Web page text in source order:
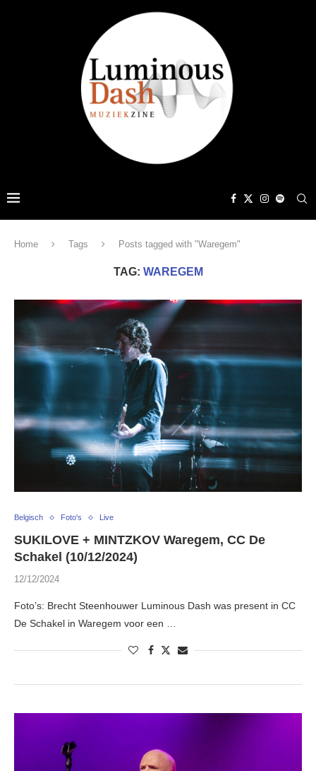
Home Tags Posts tagged with "Waregem"
TAG: WAREGEM
Belgisch Foto's Live
SUKILOVE + MINTZKOV Waregem, CC De
Schakel (10/12/2024)
12/12/2024
Foto’s: Brecht Steenhouwer Luminous Dash was present in CC
De Schakel in Waregem voor een …